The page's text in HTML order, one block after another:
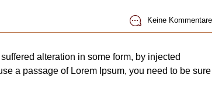
Keine Kommentare
alteration in some form, by injected
a passage of Lorem Ipsum, you need to be sure